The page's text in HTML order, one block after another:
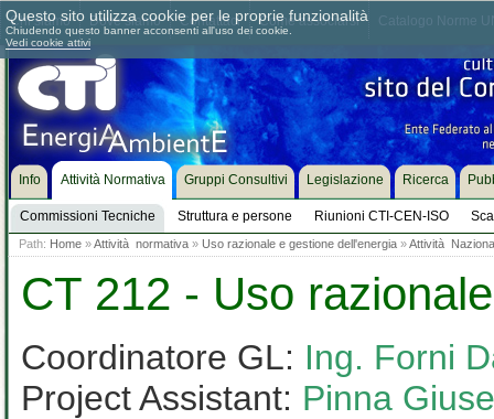
Chi siamo Dove siamo Contattaci Come associarsi
Info Attività Normativa
Commissioni Tecniche Struttura e persone Riunioni CTI-CEN-ISO
Gruppi Consultivi Legislazione Ricerca
Path: Home »Attività normativa » Uso razionale e gestione dell'energia »Attività
CT 212 - Uso
Coordinatore GL: Ing. Forni
Project Assistant: Pinna
Questo sito utilizza cookie per le proprie funzionalità
Chiudendo questo banner acconsenti all'uso dei cookie.
Vedi cookie attivi